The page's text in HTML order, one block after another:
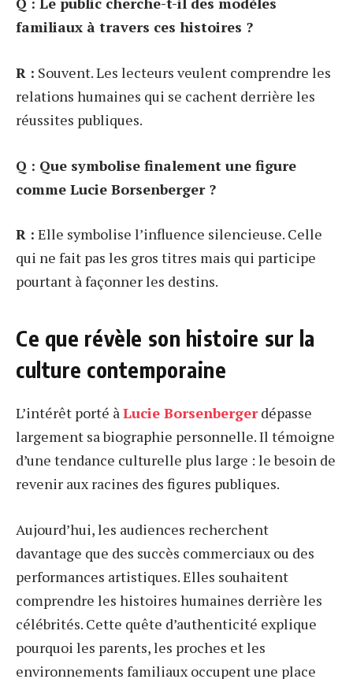
familiaux à travers ces histoires ?
R : Souvent. Les lecteurs veulent comprendre les
relations humaines qui se cachent derrière les
réussites publiques.
Q : Que symbolise finalement une figure
comme Lucie Borsenberger ?
R : Elle symbolise l’influence silencieuse. Celle
qui ne fait pas les gros titres mais qui participe
pourtant à façonner les destins.
Ce que révèle son histoire sur la
culture contemporaine
L’intérêt porté àLucie Borsenbergerdépasse
largement sa biographie personnelle. Il témoigne
d’une tendance culturelle plus large : le besoin de
revenir aux racines des figures publiques.
Aujourd’hui, les audiences recherchent
davantage que des succès commerciaux ou des
performances artistiques. Elles souhaitent
comprendre les histoires humaines derrière les
célébrités. Cette quête d’authenticité explique
pourquoi les parents, les proches et les
environnements familiaux occupent une place